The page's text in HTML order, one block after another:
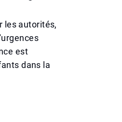
les autorités,
est
dans la